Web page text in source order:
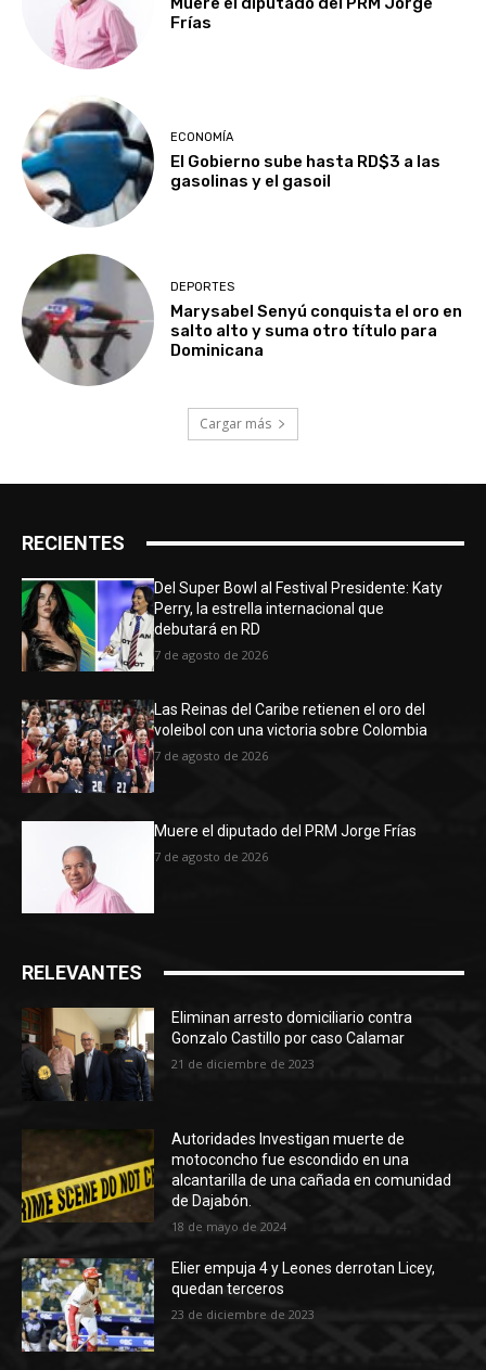
Frías
ECONOMÍA
El Gobierno sube hasta RD$3 a las
gasolinas y el gasoil
DEPORTES
Marysabel Senyú conquista el oro en
salto alto y suma otro título para
Dominicana
Cargar más
RECIENTES
Del Super Bowl al Festival Presidente: Katy
Perry, la estrella internacional que
debutará en RD
7 de agosto de 2026
Las Reinas del Caribe retienen el oro del
voleibol con una victoria sobre Colombia
7 de agosto de 2026
Muere el diputado del PRM Jorge Frías
7 de agosto de 2026
RELEVANTES
Eliminan arresto domiciliario contra
Gonzalo Castillo por caso Calamar
21 de diciembre de 2023
Autoridades Investigan muerte de
motoconcho fue escondido en una
alcantarilla de una cañada en comunidad
de Dajabón.
18 de mayo de 2024
Elier empuja 4 y Leones derrotan Licey,
quedan terceros
23 de diciembre de 2023